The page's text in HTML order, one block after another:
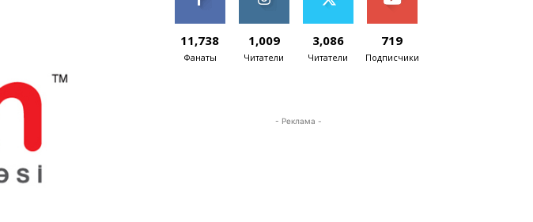
11,738
Фанаты
1,009
Читатели
3,086
Читатели
719
Подписчики
- Реклама -